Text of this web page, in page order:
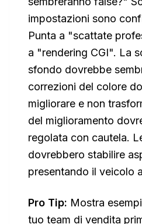
impostazioni sono
Punta a "scattate
a "rendering CGI". La
sfondo dovrebbe
correzioni del colore
migliorare e non
del miglioramento
regolata con cautela.
dovrebbero stabilire
presentando il veicolo
Pro Tip: Mostra
tuo team di vendita